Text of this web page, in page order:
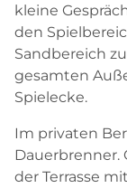
kleine
den
Sandbereich
gesamten
Spielecke.
Im privaten
Dauerbrenner.
der Terrasse